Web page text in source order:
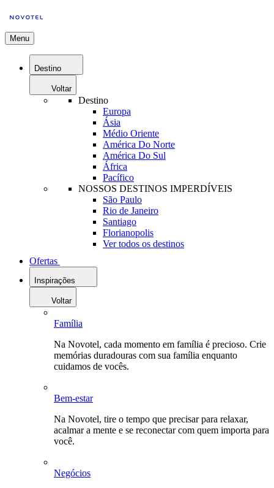
Menu
Destino
Voltar
Destino
Europa
Ásia
Médio Oriente
América Do Norte
América Do Sul
África
Pacífico
NOSSOS DESTINOS IMPERDÍVEIS
São Paulo
Rio de Janeiro
Santiago
Florianopolis
Ver todos os destinos
Ofertas
Inspirações
Voltar
Família
Na Novotel, cada momento em família é precioso. Crie
memórias duradouras com sua família enquanto
cuidamos de vocês.
Bem-estar
Na Novotel, tire o tempo que precisar para relaxar,
acalmar a mente e se reconectar com quem importa para
você.
Negócios